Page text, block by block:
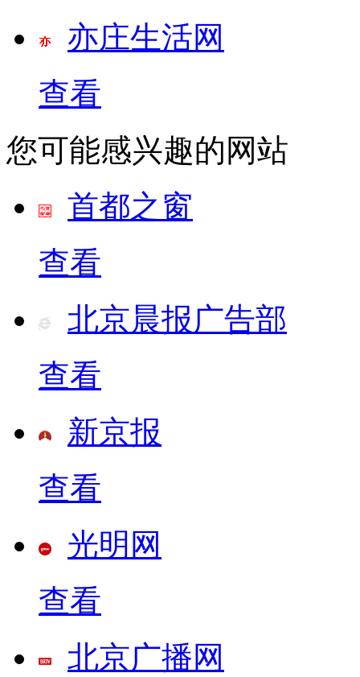
亦庄生活网
查看
您可能感兴趣的网站
首都之窗
查看
北京晨报广告部
查看
新京报
查看
光明网
查看
北京广播网